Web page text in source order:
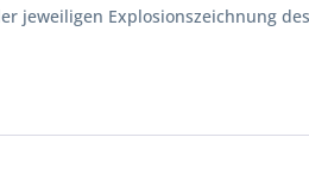
jeweiligen Explosionszeichnung